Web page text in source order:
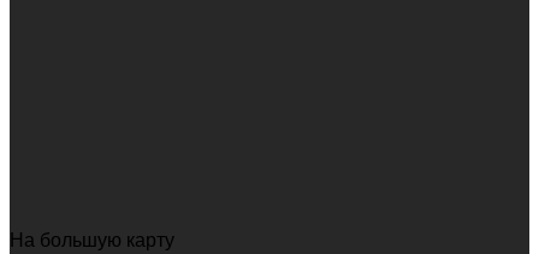
На большую карту